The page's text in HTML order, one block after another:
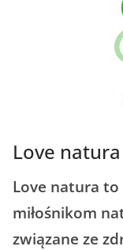
Love
Love natura
miłośnikom
związane ze